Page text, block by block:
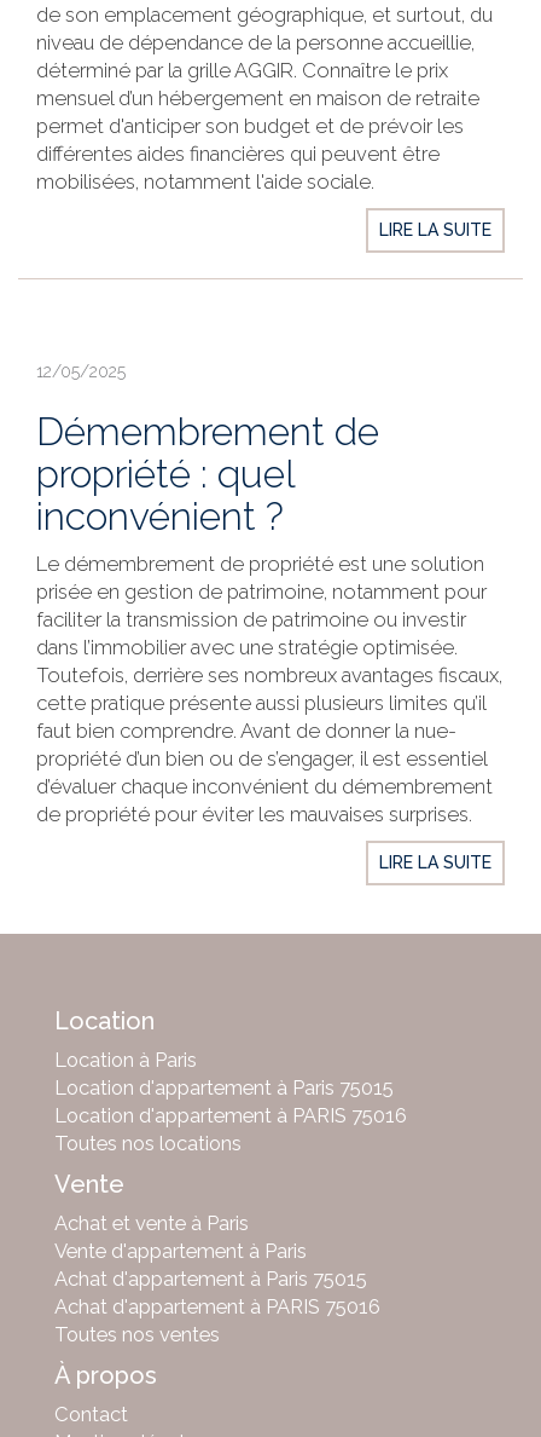
de son emplacement géographique, et surtout, du
niveau de dépendance de la personne accueillie,
déterminé par la grille AGGIR. Connaître le prix
mensuel d’un hébergement en maison de retraite
permet d'anticiper son budget et de prévoir les
différentes aides financières qui peuvent être
mobilisées, notamment l'aide sociale.
LIRE LA SUITE
12/05/2025
Démembrement de
propriété : quel
inconvénient ?
Le démembrement de propriété est une solution
prisée en gestion de patrimoine, notamment pour
faciliter la transmission de patrimoine ou investir
dans l’immobilier avec une stratégie optimisée.
Toutefois, derrière ses nombreux avantages fiscaux,
cette pratique présente aussi plusieurs limites qu’il
faut bien comprendre. Avant de donner la nue-
propriété d’un bien ou de s’engager, il est essentiel
d’évaluer chaque inconvénient du démembrement
de propriété pour éviter les mauvaises surprises.
LIRE LA SUITE
Location
Location à Paris
Location d'appartement à Paris 75015
Location d'appartement à PARIS 75016
Toutes nos locations
Vente
Achat et vente à Paris
Vente d'appartement à Paris
Achat d'appartement à Paris 75015
Achat d'appartement à PARIS 75016
Toutes nos ventes
À propos
Contact